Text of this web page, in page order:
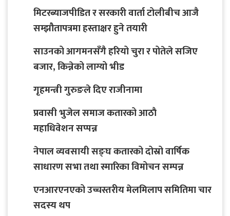
मिटरब्याजपीडित र सरकारी वार्ता टोलीबीच आजै
सम्झौतापत्रमा हस्ताक्षर हुने तयारी
साउनको आगमनसँगै हरियो चुरा र पोतेले सजिए
बजार, किन्नेको लाग्यो भीड
गृहमन्त्री गुरुङले दिए राजीनामा
प्रवासी भुजेल समाज कतारको आठाै
महाधिवेशन सप्पन्न
नेपाल व्यवसायी सङ्घ कतारको दोस्रो वार्षिक
साधारण सभा तथा स्मारिका विमोचन सम्पन्न
एनआरएनएको उच्चस्तरीय मेलमिलाप समितिमा चार
सदस्य थप